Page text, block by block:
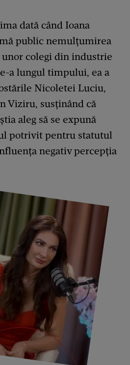
dată când Ioana
public nemulțumirea
colegi din industrie
a lungul timpului, ea a
Nicoletei Luciu,
Viziru, susținând că
aleg să se expună
potrivit pentru statutul
negativ percepția